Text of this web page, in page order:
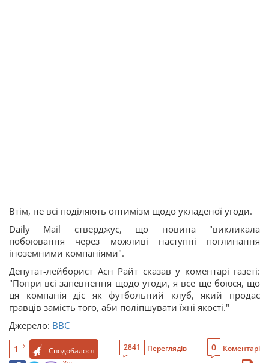
Втім, не всі поділяють оптимізм щодо укладеної угоди.
Daily Mail стверджує, що новина "викликала
побоювання через можливі наступні поглинання
іноземними компаніями".
Депутат-лейборист Аєн Райт сказав у коментарі газеті:
"Попри всі запевнення щодо угоди, я все ще боюся, що
ця компанія діє як футбольний клуб, який продає
гравців замість того, аби поліпшувати їхні якості."
Джерело: BBC
1 Сподобалося 2841 Переглядів 0 Коментарі